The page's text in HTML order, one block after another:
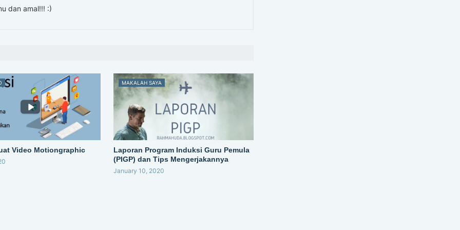
dan amal!!! :)
Video Motiongraphic
MAKALAH SAYA
Laporan Program Induksi Guru Pemula
(PIGP) dan Tips Mengerjakannya
January 10, 2020